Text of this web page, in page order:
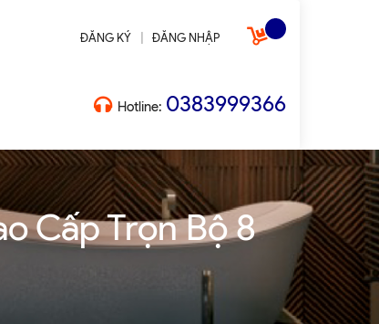
ĐĂNG KÝ ĐĂNG NHẬP
Hotline: 0383999366
Cấp Trọn Bộ 8